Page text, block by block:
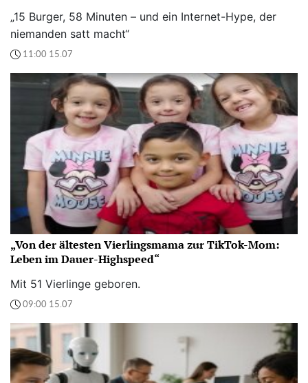
„15 Burger, 58 Minuten – und ein Internet-Hype, der
niemanden satt macht“
11:00 15.07
„Von der ältesten Vierlingsmama zur TikTok-Mom:
Leben im Dauer-Highspeed“
Mit 51 Vierlinge geboren.
09:00 15.07